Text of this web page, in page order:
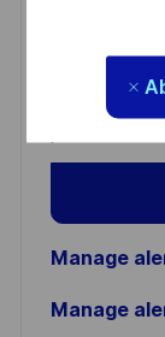
(Required)
Required
Prüfen Sie
Manage
Manage